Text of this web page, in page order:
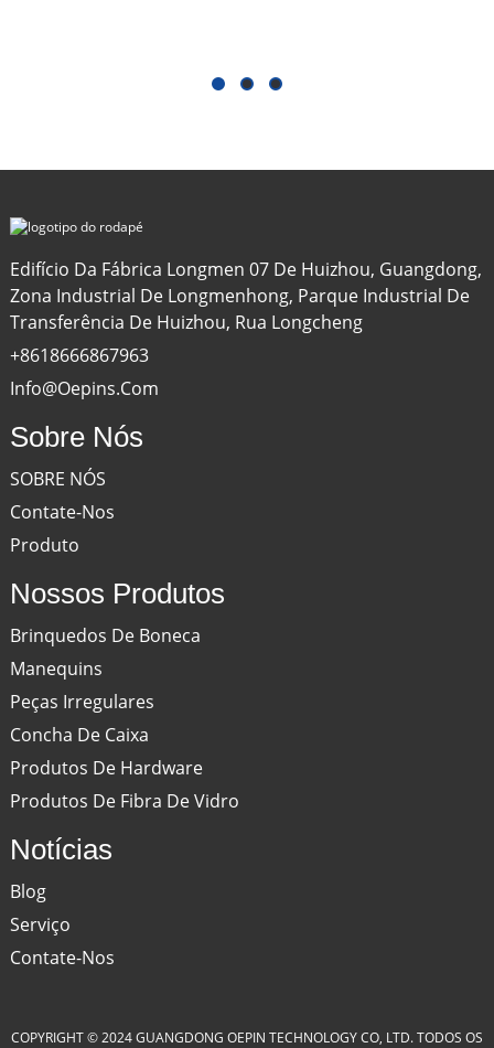
Edifício Da Fábrica Longmen 07 De Huizhou, Guangdong,
Zona Industrial De Longmenhong, Parque Industrial De
Transferência De Huizhou, Rua Longcheng
+8618666867963
Info@oepins.com
Sobre Nós
SOBRE NÓS
Contate-Nos
Produto
Nossos Produtos
Brinquedos De Boneca
Manequins
Peças Irregulares
Concha De Caixa
Produtos De Hardware
Produtos De Fibra De Vidro
Notícias
Blog
Serviço
Contate-Nos
COPYRIGHT © 2024 GUANGDONG OEPIN TECHNOLOGY CO, LTD. TODOS OS